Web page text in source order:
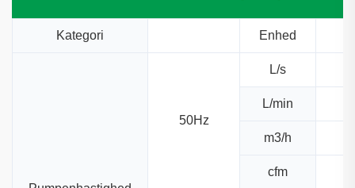
Kategori Enhed
50Hz
L/s
L/min
m3/h
cfm